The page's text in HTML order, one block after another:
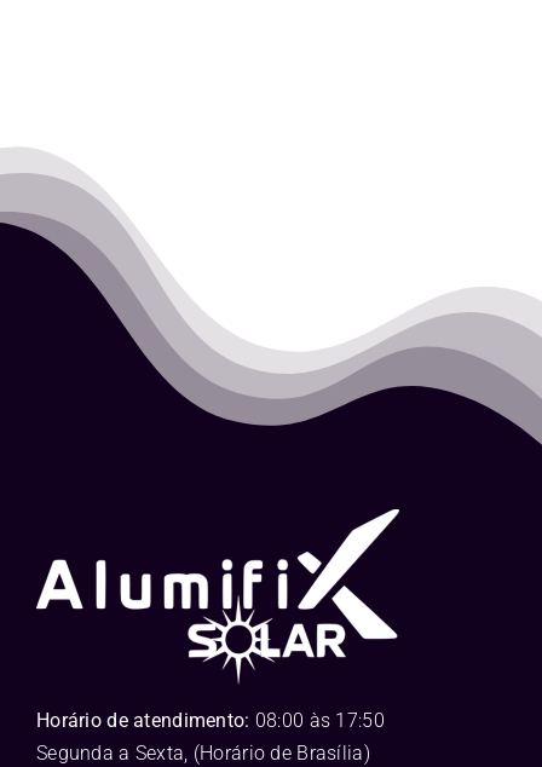
Horário de atendimento: 08:00 às 17:50
Segunda a Sexta, (Horário de Brasília)